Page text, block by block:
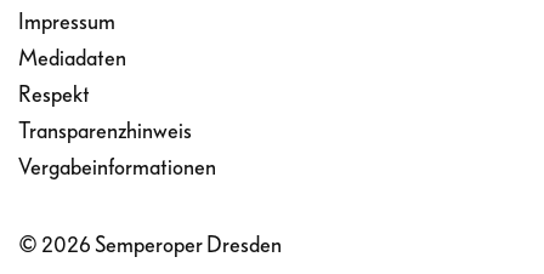
Impressum
Mediadaten
Respekt
Transparenzhinweis
Vergabeinformationen
© 2026 Semperoper Dresden